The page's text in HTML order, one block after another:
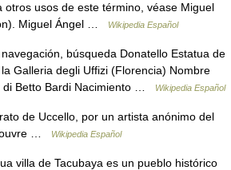
usos de este término, véase Miguel
Miguel Ángel …
Wikipedia Español
búsqueda Donatello Estatua de
Galleria degli Uffizi (Florencia) Nombre
di Betto Bardi Nacimiento …
Wikipedia Español
de Uccello, por un artista anónimo del
…
Wikipedia Español
villa de Tacubaya es un pueblo histórico